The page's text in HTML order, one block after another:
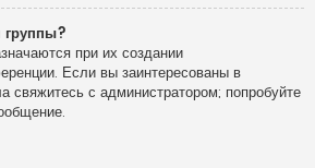
группы?
при их создании
Если вы заинтересованы в
свяжитесь с администратором; попробуйте